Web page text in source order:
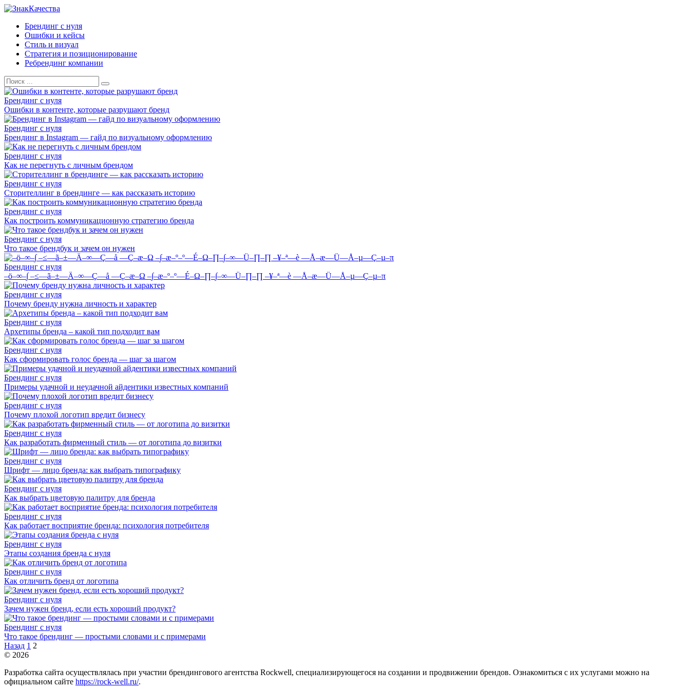
Перейти
контентуБрендинг с нуля
Ошибки и кейсы
Стиль и визуал
Стратегия и позиционирование
Ребрендинг компании
Search
for:
Брендинг с нуля
Ошибки в контенте, которые разрушают бренд
Брендинг с нуля
Брендинг в Instagram — гайд по визуальному оформлению
Брендинг с нуля
Как не перегнуть с личным брендом
Брендинг с нуля
Сторителлинг в брендинге — как рассказать историю
Брендинг с нуля
Как построить коммуникационную стратегию бренда
Брендинг с нуля
Что такое брендбук и зачем он нужен
Брендинг с нуля
–ö–∞–∫ –≤—ã–±—Ä–∞—Ç—å —Ç–æ–Ω –∫–æ–º–º—É–Ω–∏–∫–∞—Ü–∏–∏ –¥–ª—è —Å–æ—Ü—Å–µ—Ç–µ–π
Брендинг с нуля
Почему бренду нужна личность и характер
Брендинг с нуля
Архетипы бренда – какой тип подходит вам
Брендинг с нуля
Как сформировать голос бренда — шаг за шагом
Брендинг с нуля
Примеры удачной и неудачной айдентики известных компаний
Брендинг с нуля
Почему плохой логотип вредит бизнесу
Брендинг с нуля
Как разработать фирменный стиль — от логотипа до визитки
Брендинг с нуля
Шрифт — лицо бренда: как выбрать типографику
Брендинг с нуля
Как выбрать цветовую палитру для бренда
Брендинг с нуля
Как работает восприятие бренда: психология потребителя
Брендинг с нуля
Этапы создания бренда с нуля
Брендинг с нуля
Как отличить бренд от логотипа
Брендинг с нуля
Зачем нужен бренд, если есть хороший продукт?
Брендинг с нуля
Что такое брендинг — простыми словами и с примерами
Пагинация
записей
Назад 1 2
© 2026
Разработка сайта осуществлялась при участии брендингового агентства Rockwell, специализирующегося на создании и продвижении брендов. Ознакомиться с их услугами можно на
официальном сайте https://rock-well.ru/.